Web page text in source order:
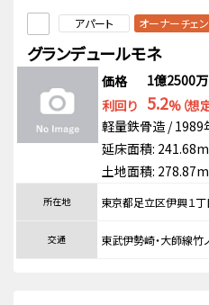
アパート オーナーチェ
グランデュールモネ
価格
1億2500
利回り 5.2%（想
軽量鉄骨造 / 1989
延床面積:
土地面積:
所在地 東京都足立区伊興１丁
交通 東武伊勢崎・大師線竹